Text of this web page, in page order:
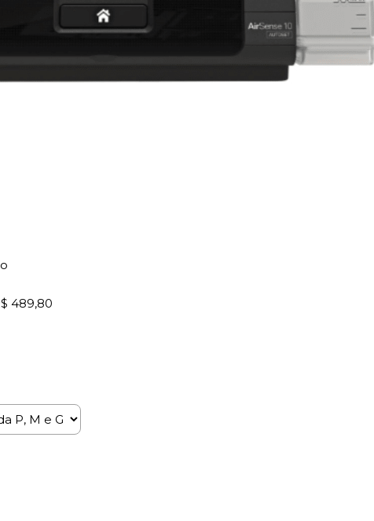
489,80